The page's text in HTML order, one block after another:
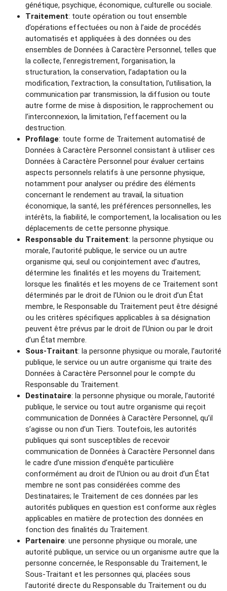
génétique, psychique, économique, culturelle ou sociale.
Traitement: toute opération ou tout ensemble
d’opérations effectuées ou non à l’aide de procédés
automatisés et appliquées à des données ou des
ensembles de Données à Caractère Personnel, telles que
la collecte, l’enregistrement, l’organisation, la
structuration, la conservation, l’adaptation ou la
modification, l’extraction, la consultation, l’utilisation, la
communication par transmission, la diffusion ou toute
autre forme de mise à disposition, le rapprochement ou
l’interconnexion, la limitation, l’effacement ou la
destruction.
Profilage: toute forme de Traitement automatisé de
Données à Caractère Personnel consistant à utiliser ces
Données à Caractère Personnel pour évaluer certains
aspects personnels relatifs à une personne physique,
notamment pour analyser ou prédire des éléments
concernant le rendement au travail, la situation
économique, la santé, les préférences personnelles, les
intérêts, la fiabilité, le comportement, la localisation ou les
déplacements de cette personne physique.
Responsable du Traitement: la personne physique ou
morale, l’autorité publique, le service ou un autre
organisme qui, seul ou conjointement avec d’autres,
détermine les finalités et les moyens du Traitement;
lorsque les finalités et les moyens de ce Traitement sont
déterminés par le droit de l’Union ou le droit d’un État
membre, le Responsable du Traitement peut être désigné
ou les critères spécifiques applicables à sa désignation
peuvent être prévus par le droit de l’Union ou par le droit
d’un État membre.
Sous-Traitant: la personne physique ou morale, l’autorité
publique, le service ou un autre organisme qui traite des
Données à Caractère Personnel pour le compte du
Responsable du Traitement.
Destinataire: la personne physique ou morale, l’autorité
publique, le service ou tout autre organisme qui reçoit
communication de Données à Caractère Personnel, qu’il
s’agisse ou non d’un Tiers. Toutefois, les autorités
publiques qui sont susceptibles de recevoir
communication de Données à Caractère Personnel dans
le cadre d’une mission d’enquête particulière
conformément au droit de l’Union ou au droit d’un État
membre ne sont pas considérées comme des
Destinataires; le Traitement de ces données par les
autorités publiques en question est conforme aux règles
applicables en matière de protection des données en
fonction des finalités du Traitement.
Partenaire: une personne physique ou morale, une
autorité publique, un service ou un organisme autre que la
personne concernée, le Responsable du Traitement, le
Sous-Traitant et les personnes qui, placées sous
l’autorité directe du Responsable du Traitement ou du